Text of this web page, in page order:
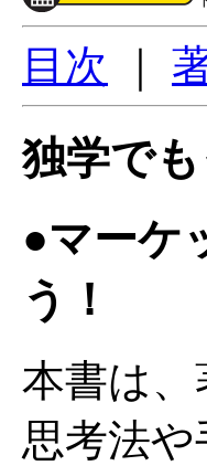
目次
独学で
●マーケ
う！
本書は、
思考法